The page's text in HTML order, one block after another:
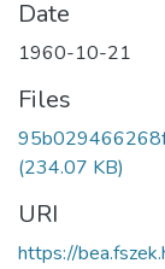
Date
1960-10-21
Files
(234.07 KB)
URI
https://